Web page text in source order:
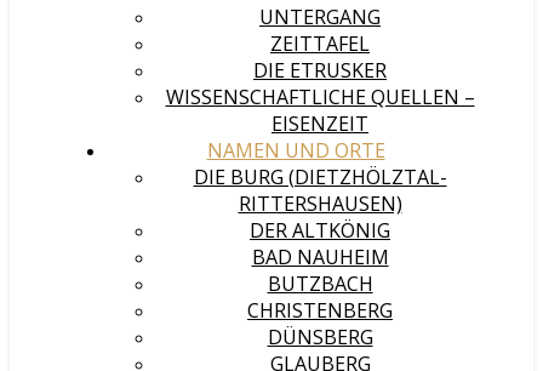
UNTERGANG
ZEITTAFEL
DIE ETRUSKER
WISSENSCHAFTLICHE QUELLEN –
EISENZEIT
NAMEN UND ORTE
DIE BURG (DIETZHÖLZTAL-
RITTERSHAUSEN)
DER ALTKÖNIG
BAD NAUHEIM
BUTZBACH
CHRISTENBERG
DÜNSBERG
GLAUBERG